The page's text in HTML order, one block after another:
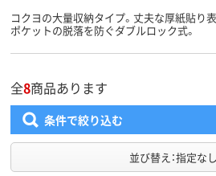
コクヨの大量収納タイプ。丈夫な厚紙貼り
ポケットの脱落を防ぐダブルロック式。
全8商品あります
条件で絞り込む
並び替え：指定なし